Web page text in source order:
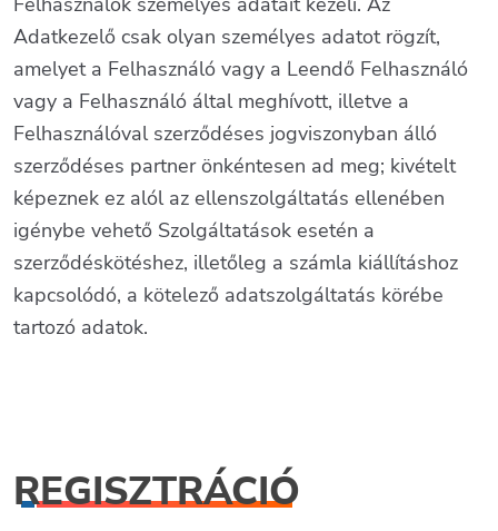
Adatkezelő csak olyan személyes adatot rögzít,
amelyet a Felhasználó vagy a Leendő Felhasználó
vagy a Felhasználó által meghívott, illetve a
Felhasználóval szerződéses jogviszonyban álló
szerződéses partner önkéntesen ad meg; kivételt
képeznek ez alól az ellenszolgáltatás ellenében
igénybe vehető Szolgáltatások esetén a
szerződéskötéshez, illetőleg a számla kiállításhoz
kapcsolódó, a kötelező adatszolgáltatás körébe
tartozó adatok.
REGISZTRÁCIÓ